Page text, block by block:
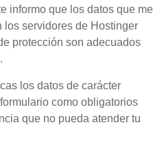
informo que los datos que me
servidores de Hostinger
protección son adecuados
los datos de carácter
como obligatorios
que no pueda atender tu